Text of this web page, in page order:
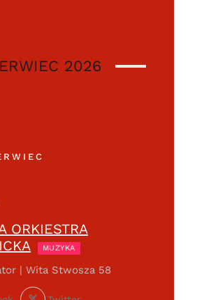
2026
ORKIESTRA
MUZYKA
| Wita Stwosza 58